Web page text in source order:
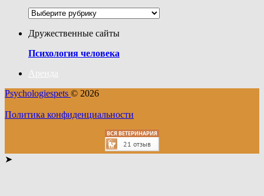
Рубрики
Дружественные сайты
Психология человека
Аренда
Psychologiespets © 2026
Политика конфиденциальности
➤